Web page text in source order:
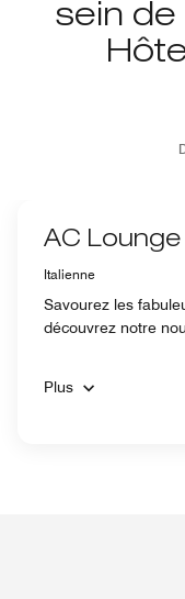
sein de
AC Lounge
Italienne
Savourez les
découvrez notre
Plus